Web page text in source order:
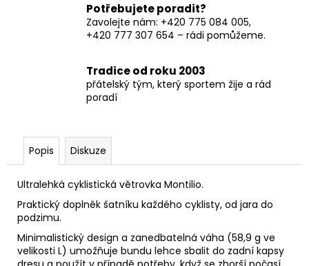
Potřebujete poradit?
Zavolejte nám: +420 775 084 005,
+420 777 307 654 – rádi pomůžeme.
Tradice od roku 2003
přátelský tým, který sportem žije a rád
poradí
Popis Diskuze
Ultralehká cyklistická větrovka Montilio.
Praktický doplněk šatníku každého cyklisty, od jara do
podzimu.
Minimalistický design a zanedbatelná váha (58,9 g ve
velikosti L) umožňuje bundu lehce sbalit do zadní kapsy